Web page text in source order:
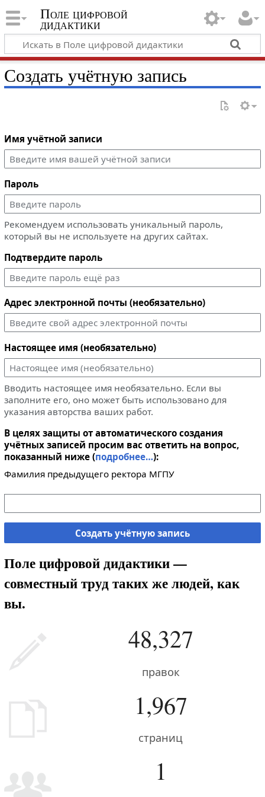
Поле цифровой
дидактики
Создать учётную запись
Имя учётной записи
Пароль
Рекомендуем использовать уникальный пароль,
который вы не используете на других сайтах.
Подтвердите пароль
Адрес электронной почты (необязательно)
Настоящее имя (необязательно)
Вводить настоящее имя необязательно. Если вы
заполните его, оно может быть использовано для
указания авторства ваших работ.
В целях защиты от автоматического создания
учётных записей просим вас ответить на вопрос,
показанный ниже (подробнее…):
Фамилия предыдущего ректора МГПУ
Создать учётную запись
Поле цифровой дидактики —
совместный труд таких же людей, как
вы.
48,327
правок
1,967
страниц
1